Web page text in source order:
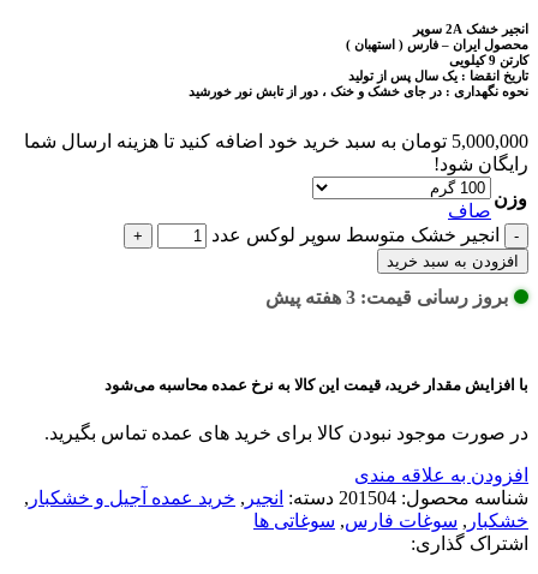
انجیر خشک 2A سوپر
محصول ایران – فارس ( استهبان )
کارتن 9 کیلویی
تاریخ انقضا : یک سال پس از تولید
نحوه نگهداری : در جای خشک و خنک ، دور از تابش نور خورشید
5,000,000 تومان به سبد خرید خود اضافه کنید تا هزینه ارسال شما
رایگان شود!
وزن
صاف
انجیر خشک متوسط سوپر لوکس عدد
افزودن به سبد خرید
بروز رسانی قیمت: 3 هفته پیش
با افزایش مقدار خرید، قیمت این کالا به نرخ عمده محاسبه می‌شود
در صورت موجود نبودن کالا برای خرید های عمده تماس بگیرید.
افزودن به علاقه مندی
شناسه محصول: 201504 دسته: انجیر , خرید عمده آجیل و خشکبار ,
خشکبار , سوغات فارس, سوغاتی ها
اشتراک گذاری: